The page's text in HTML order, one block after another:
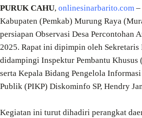
PURUK CAHU, onlinesinarbarito.com –
Kabupaten (Pemkab) Murung Raya
persiapan Observasi Desa Percontohan
2025. Rapat ini dipimpin oleh
didampingi Inspektur Pembantu Khusus
serta Kepala Bidang Pengelola
Publik (PIKP) Diskominfo SP, Hendry
Kegiatan ini turut dihadiri perangkat